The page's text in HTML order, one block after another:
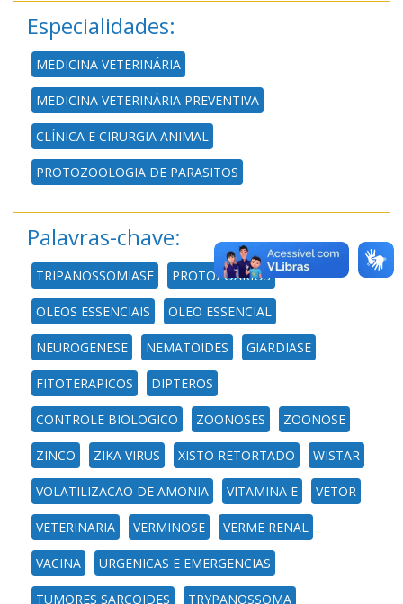
Especialidades:
MEDICINA VETERINÁRIA
MEDICINA VETERINÁRIA PREVENTIVA
CLÍNICA E CIRURGIA ANIMAL
PROTOZOOLOGIA DE PARASITOS
Palavras-chave:
TRIPANOSSOMIASE PROTOZOARIOS
OLEOS ESSENCIAIS OLEO ESSENCIAL
NEUROGENESE NEMATOIDES GIARDIASE
FITOTERAPICOS DIPTEROS
CONTROLE BIOLOGICO ZOONOSES ZOONOSE
ZINCO ZIKA VIRUS XISTO RETORTADO WISTAR
VOLATILIZACAO DE AMONIA VITAMINA E VETOR
VETERINARIA VERMINOSE VERME RENAL
VACINA URGENICAS E EMERGENCIAS
TUMORES SARCOIDES TRYPANOSSOMA